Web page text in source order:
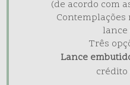
(de acordo com
lance
Três
Lance
crédito